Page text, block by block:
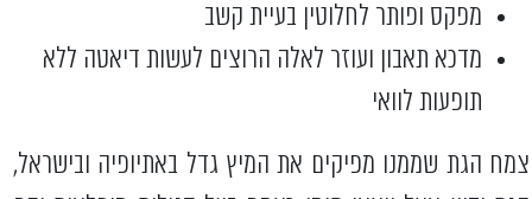
מפקס ופותר לחלוטין בעיית קשב
מדכא תאבון ועוזר לאלה הרוצים לעשות דיאטה ללא
תופעות לוואי
צמח הגת שממנו מפיקים את המיץ גדל באתיופיה ובישראל,